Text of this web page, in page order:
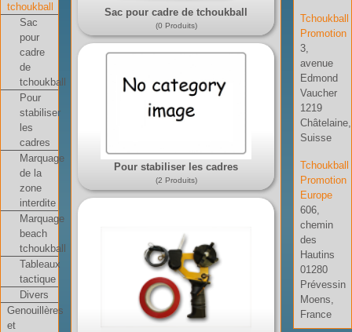
tchoukball
Sac
pour
cadre
de
tchoukball
Pour
stabiliser
les
cadres
Marquage
de la
zone
interdite
Marquage
beach
tchoukball
Tableaux
tactique
Divers
Genouillères
et
Sac pour cadre de tchoukball
(0 Produits)
Pour stabiliser les cadres
(2 Produits)
Tchoukball
Promotion
3,
avenue
Edmond
Vaucher
1219
Châtelaine,
Suisse
Tchoukball
Promotion
Europe
606,
chemin
des
Hautins
01280
Prévessin
Moens,
France